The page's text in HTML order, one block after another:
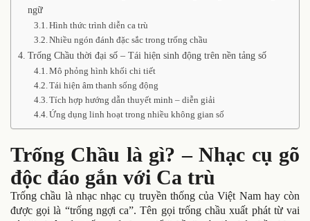
ngữ
Hình thức trình diễn ca trù
Nhiều ngón đánh đặc sắc trong trống chầu
Trống Chầu thời đại số – Tái hiện sinh động trên nền tảng số
Mô phỏng hình khối chi tiết
Tái hiện âm thanh sống động
Tích hợp hướng dẫn thuyết minh – diễn giải
Ứng dụng linh hoạt trong nhiều không gian số
Trống Chầu là gì? – Nhạc cụ gõ
độc đáo gắn với Ca trù
Trống chầu là nhạc nhạc cụ truyền thống của Việt Nam hay còn
được gọi là “trống ngợi ca”. Tên gọi trống chầu xuất phát từ vai